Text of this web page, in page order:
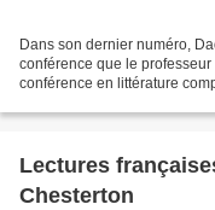
Dans son dernier numéro,
conférence que le
conférence en littérature
Lectures
Chesterton